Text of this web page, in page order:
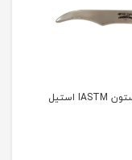
ابزار گراستون IASTM استیل